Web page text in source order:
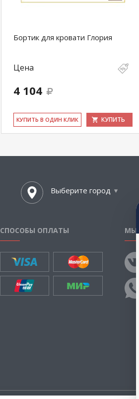
Бортик для кровати Глория
Цена
4 104
КУ­ПИТЬ В ОДИН КЛИК КУПИТЬ
Выберите город
СПОСОБЫ ОПЛАТЫ МЫ